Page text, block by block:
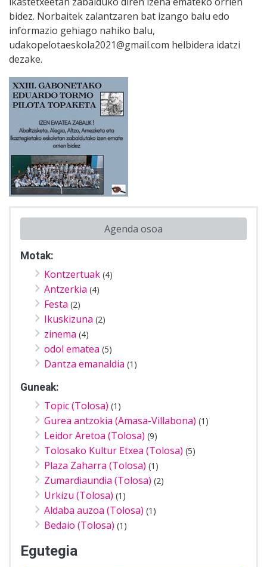
bidez. Norbaitek zalantzaren bat izango balu edo
informazio gehiago nahiko balu,
udakopelotaeskola2021@gmail.com helbidera idatzi
dezake.
Agenda osoa
Motak:
Kontzertuak (4)
Antzerkia (4)
Festa (2)
Ikuskizuna (2)
zinema (4)
odol ematea (5)
Dantza emanaldia (1)
Guneak:
Topic (Tolosa) (1)
Gurea antzokia (Amasa-Villabona) (1)
Leidor Aretoa (Tolosa) (9)
Tolosako Kultur Etxea (Tolosa) (5)
Plaza Zaharra (Tolosa) (1)
Zumardiaundia (Tolosa) (2)
Urkizu (Tolosa) (1)
Aldaba auzoa (Tolosa) (1)
Bedaio (Tolosa) (1)
Egutegia